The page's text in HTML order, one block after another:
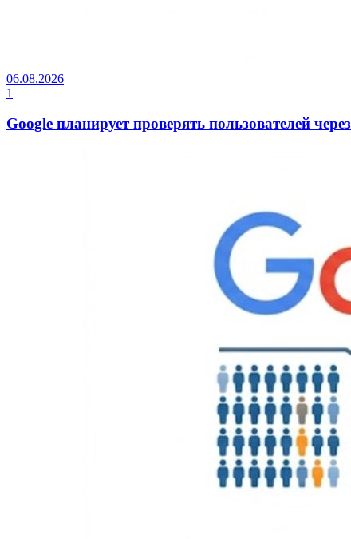
06.08.2026
1
Google планирует проверять пользователей